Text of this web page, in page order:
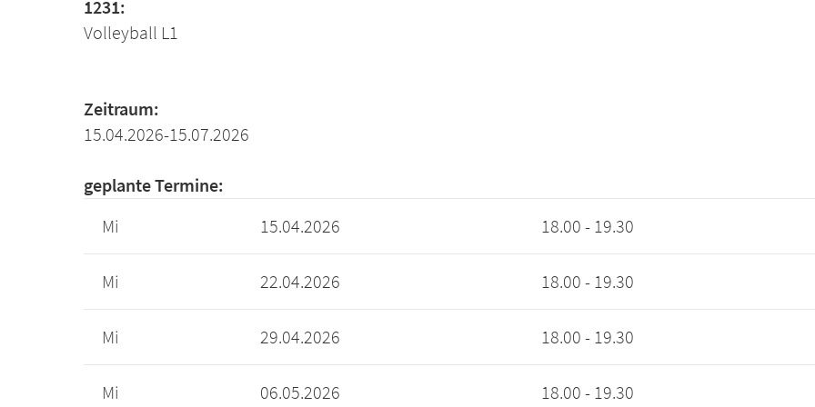
1231:
Volleyball L1
Zeitraum:
15.04.2026-15.07.2026
geplante Termine:
Mi
15.04.2026 18.00 - 19.30
Mi 22.04.2026 18.00 - 19.30
Mi 29.04.2026 18.00 - 19.30
Mi 06.05.2026 18.00 - 19.30